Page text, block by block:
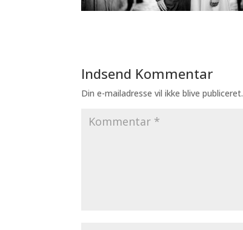
Indsend Kommentar
Din e-mailadresse vil ikke blive publiceret.